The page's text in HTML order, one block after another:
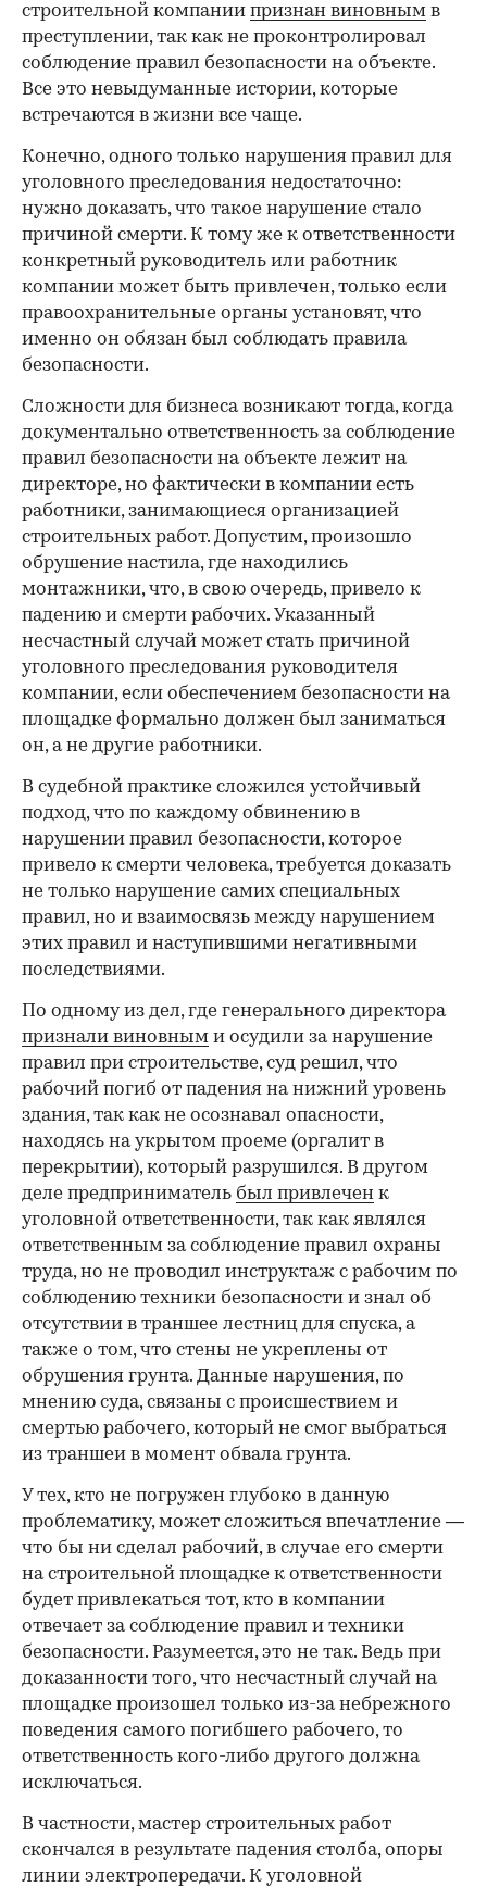
строительной компании признан виновным в
преступлении, так как не проконтролировал
соблюдение правил безопасности на объекте.
Все это невыдуманные истории, которые
встречаются в жизни все чаще.
Конечно, одного только нарушения правил для
уголовного преследования недостаточно:
нужно доказать, что такое нарушение стало
причиной смерти. К тому же к ответственности
конкретный руководитель или работник
компании может быть привлечен, только если
правоохранительные органы установят, что
именно он обязан был соблюдать правила
безопасности.
Сложности для бизнеса возникают тогда, когда
документально ответственность за соблюдение
правил безопасности на объекте лежит на
директоре, но фактически в компании есть
работники, занимающиеся организацией
строительных работ. Допустим, произошло
обрушение настила, где находились
монтажники, что, в свою очередь, привело к
падению и смерти рабочих. Указанный
несчастный случай может стать причиной
уголовного преследования руководителя
компании, если обеспечением безопасности на
площадке формально должен был заниматься
он, а не другие работники.
В судебной практике сложился устойчивый
подход, что по каждому обвинению в
нарушении правил безопасности, которое
привело к смерти человека, требуется доказать
не только нарушение самих специальных
правил, но и взаимосвязь между нарушением
этих правил и наступившими негативными
последствиями.
По одному из дел, где генерального директора
признали виновным и осудили за нарушение
правил при строительстве, суд решил, что
рабочий погиб от падения на нижний уровень
здания, так как не осознавал опасности,
находясь на укрытом проеме (оргалит в
перекрытии), который разрушился. В другом
деле предприниматель был привлечен к
уголовной ответственности, так как являлся
ответственным за соблюдение правил охраны
труда, но не проводил инструктаж с рабочим по
соблюдению техники безопасности и знал об
отсутствии в траншее лестниц для спуска, а
также о том, что стены не укреплены от
обрушения грунта. Данные нарушения, по
мнению суда, связаны с происшествием и
смертью рабочего, который не смог выбраться
из траншеи в момент обвала грунта.
У тех, кто не погружен глубоко в данную
проблематику, может сложиться впечатление —
что бы ни сделал рабочий, в случае его смерти
на строительной площадке к ответственности
будет привлекаться тот, кто в компании
отвечает за соблюдение правил и техники
безопасности. Разумеется, это не так. Ведь при
доказанности того, что несчастный случай на
площадке произошел только из-за небрежного
поведения самого погибшего рабочего, то
ответственность кого-либо другого должна
исключаться.
В частности, мастер строительных работ
скончался в результате падения столба, опоры
линии электропередачи. К уголовной